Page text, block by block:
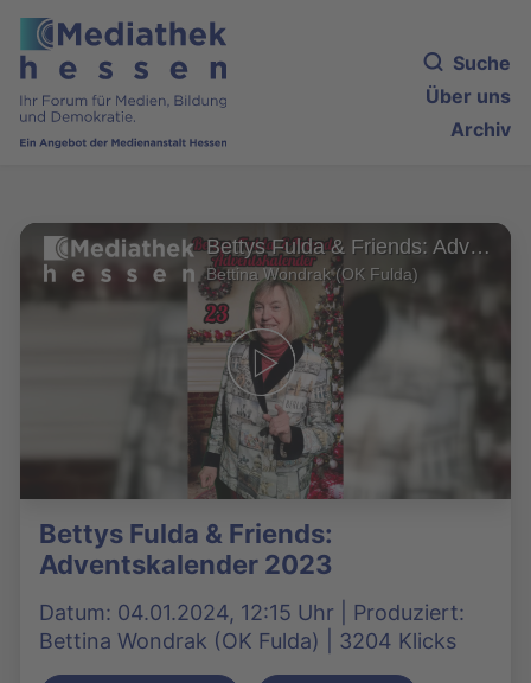
Suche
Über uns
Archiv
Bettys Fulda & Friends: Adventskalender 2023
Bettina Wondrak (OK Fulda)
Bettys Fulda & Friends:
Adventskalender 2023
Datum: 04.01.2024, 12:15 Uhr | Produziert:
Bettina Wondrak (OK Fulda) | 3204 Klicks